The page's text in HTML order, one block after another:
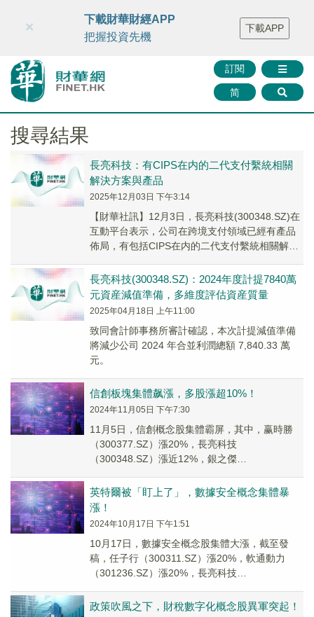
財華智庫網 FINTV FINMETA 財華證券 媒體矩陣
智庫沙龍
聯絡我們
訂閱
简
×
下載財華財經APP
把握投資先機
下載APP
搜尋結果
長亮科技：有CIPS在内的二代支付繫統相關
解決方案與產品
2025年12月03日 下午3:14
【財華社訊】12月3日，長亮科技(300348.SZ)在
互動平台表示，公司在跨境支付領域已經有產品
佈局，有包括CIPS在内的二代支付繫統相關解決
長亮科技(300348.SZ)：2024年度計提7840萬
元資産減值準備，多維度評估資産質量
2025年04月18日 上午11:00
致同會計師事務所審計確認，本次計提減值準備
將減少公司 2024 年合並利潤總額 7,840.33 萬
元。
信創板塊集體飙漲，多股漲超10%！
2024年11月05日 下午7:30
11月5日，信創概念股集體霸屏，其中，赢時勝
（300377.SZ）漲20%，長亮科技
（300348.SZ）漲近12%，銀之傑
英特爾被「盯上了」，數據安全概念集體暴
漲！
2024年10月17日 下午1:51
10月17日，數據安全概念股集體大漲，截至發
稿，任子行（300311.SZ）漲20%，軟通動力
（301236.SZ）漲20%，長亮科技
政策吹風之下，財稅數字化概念股異軍突起！